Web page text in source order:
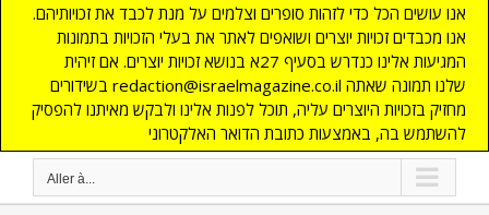
אנו עושים הכל כדי לזהות סופרים וצלמים על מנת לכבד את זכויותיהם.
אנו מכבדים זכויות יוצרים ושואפים לאתר את בעלי הזכויות בתמונות
המגיעות אלינו כנדרש בסעיף 27א בנושא זכויות יוצרים. אם זיהית
בשידורים redaction@israelmagazine.co.il שלנו תמונה שאתה
מחזיק בזכויות היוצרים עליה, תוכל לפנות אלינו ולבקש מאיתנו להפסיק
להשתמש בה, באמצעות כתובת הדואר האלקטרוני
Aller à...